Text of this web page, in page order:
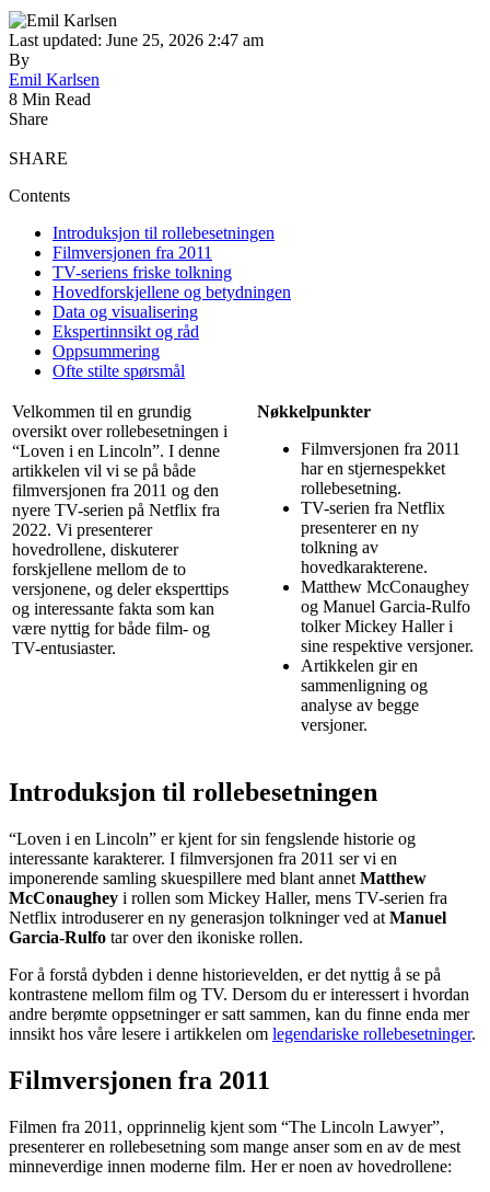
Last updated: June 25, 2026 2:47 am
By
Emil Karlsen
8 Min Read
Share
SHARE
Contents
Introduksjon til rollebesetningen
Filmversjonen fra 2011
TV-seriens friske tolkning
Hovedforskjellene og betydningen
Data og visualisering
Ekspertinnsikt og råd
Oppsummering
Ofte stilte spørsmål
Velkommen til en grundig
oversikt over rollebesetningen i
“Loven i en Lincoln”. I denne
artikkelen vil vi se på både
filmversjonen fra 2011 og den
nyere TV-serien på Netflix fra
2022. Vi presenterer
hovedrollene, diskuterer
forskjellene mellom de to
versjonene, og deler eksperttips
og interessante fakta som kan
være nyttig for både film- og
TV-entusiaster.
Nøkkelpunkter
Filmversjonen fra 2011
har en stjernespekket
rollebesetning.
TV-serien fra Netflix
presenterer en ny
tolkning av
hovedkarakterene.
Matthew McConaughey
og Manuel Garcia-Rulfo
tolker Mickey Haller i
sine respektive versjoner.
Artikkelen gir en
sammenligning og
analyse av begge
versjoner.
Introduksjon til rollebesetningen
“Loven i en Lincoln” er kjent for sin fengslende historie og
interessante karakterer. I filmversjonen fra 2011 ser vi en
imponerende samling skuespillere med blant annet Matthew
McConaughey i rollen som Mickey Haller, mens TV-serien fra
Netflix introduserer en ny generasjon tolkninger ved at Manuel
Garcia-Rulfo tar over den ikoniske rollen.
For å forstå dybden i denne historievelden, er det nyttig å se på
kontrastene mellom film og TV. Dersom du er interessert i hvordan
andre berømte oppsetninger er satt sammen, kan du finne enda mer
innsikt hos våre lesere i artikkelen om legendariske rollebesetninger.
Filmversjonen fra 2011
Filmen fra 2011, opprinnelig kjent som “The Lincoln Lawyer”,
presenterer en rollebesetning som mange anser som en av de mest
minneverdige innen moderne film. Her er noen av hovedrollene: